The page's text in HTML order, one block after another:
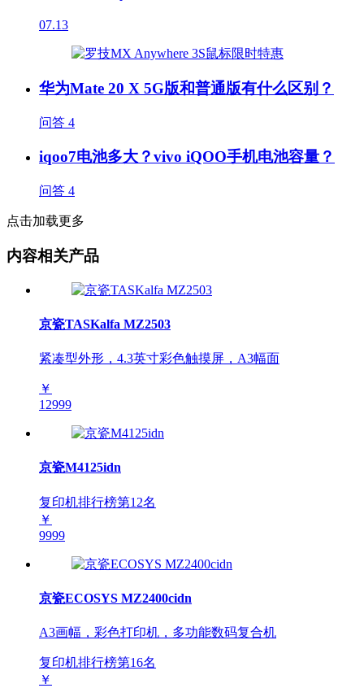
07.13
华为Mate 20 X 5G版和普通版有什么区别？
问答 4
iqoo7电池多大？vivo iQOO手机电池容量？
问答 4
点击加载更多
内容相关产品
京瓷TASKalfa MZ2503
紧凑型外形，4.3英寸彩色触摸屏，A3幅面
￥
12999
京瓷M4125idn
复印机排行榜第12名
￥
9999
京瓷ECOSYS MZ2400cidn
A3画幅，彩色打印机，多功能数码复合机
复印机排行榜第16名
￥